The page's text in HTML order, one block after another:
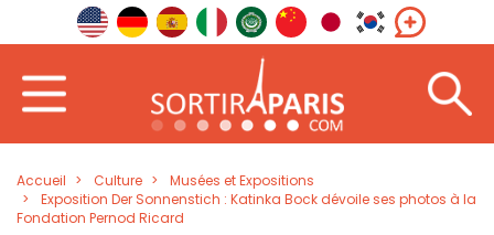
Accueil Culture
Musées et Expositions
Exposition Der Sonnenstich : Katinka Bock dévoile ses photos à la
Fondation Pernod Ricard